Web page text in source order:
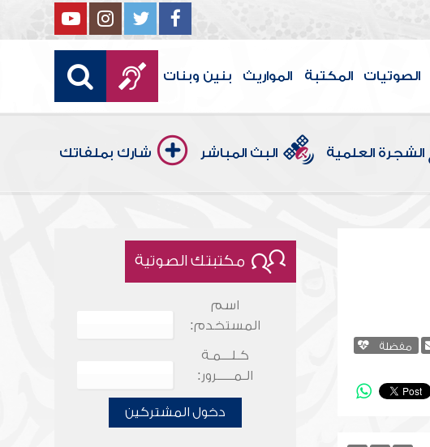
الصوتيات المكتبة المواريث بنين وبنات
الشجرة العلمية البث المباشر شارك بملفاتك
مفضلة
مكتبتك الصوتية
اسم
المستخدم:
كـلـــمـة
الـمـــــرور:
دخول المشتركين